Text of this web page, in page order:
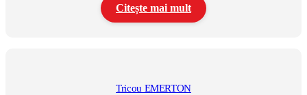
Citește mai mult
Tricou EMERTON